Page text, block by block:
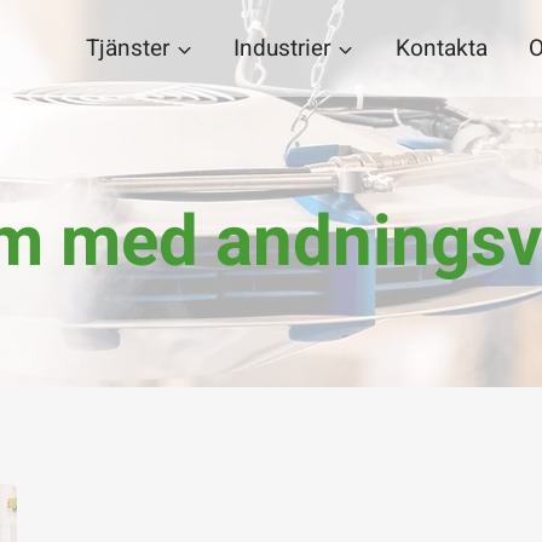
Tjänster Industrier Kontakta
med